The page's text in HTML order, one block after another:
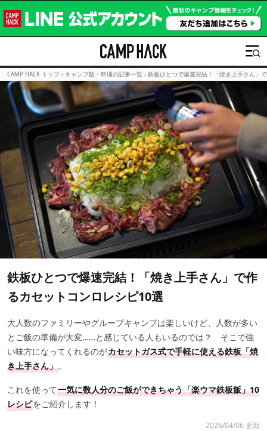
CAMP HACK トップ › キャンプ飯・料理の記事一覧 › 鉄板ひとつで爆速完結！「焼き上手さん」
鉄板ひとつで爆速完結！「焼き上手さん」で作
るカセットコンロレシピ10選
大人数のファミリーやグループキャンプは楽しいけど、人数が多い
とご飯の準備が大変……と感じている人もいるのでは？ そこで強
い味方になってくれるのがカセットガス式で手軽に使える鉄板「焼
き上手さん」。
これを使って一気に数人分のご飯ができちゃう「楽ウマ鉄板飯」10
レシピをご紹介します！
2026/04/06 更新